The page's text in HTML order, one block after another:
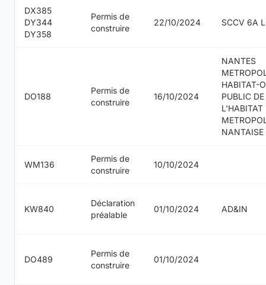
DX385
DY344
DY358
Permis de
construire
22/10/2024 SCCV 6A
DO188
Permis de
construire
16/10/2024
NANTES
HABITAT-
PUBLIC DE
L'HABITAT
NANTAISE
WM136
Permis de
construire
10/10/2024
KW840
Déclaration
préalable
01/10/2024 AD&IN
DO489
Permis de
construire
01/10/2024